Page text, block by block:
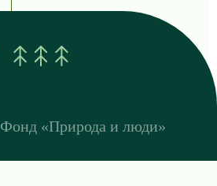
Фонд «Природа и люди»